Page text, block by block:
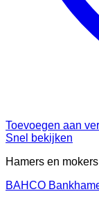
Toevoegen aan
Snel bekijken
Hamers en mokers
BAHCO